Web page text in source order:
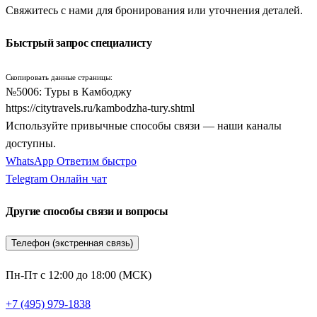
с максимальным комфортом совместить изучение древней
островных пляжах. Такой формат идеально подходит для всех
туристических троп и прикоснуться к живой истории
Главное преимущество, которое дают готовые экскурсионные
программы — это безупречно продуманная внутренняя
логистика и безопасность. Переезды между провинциями на
комфортабельных автомобилях с кондиционером, проживание
русскоязычных гидов делают путешествие легким и
познавательным. Программы составлены очень гибко: вы
сможете без суеты изучить грандиозные храмовые комплексы,
принять участие в лодочных прогулках и завершить свой
Свяжитесь с нами для бронирования или уточнения деталей.
Быстрый запрос специалисту
Скопировать данные страницы:
№5006: Туры в Камбоджу
https://citytravels.ru/kambodzha-tury.shtml
Используйте привычные способы связи — наши каналы
доступны.
WhatsApp Ответим быстро
Telegram Онлайн чат
Другие способы связи и вопросы
Телефон (экстренная связь)
Пн-Пт с 12:00 до 18:00 (МСК)
+7 (495) 979-1838